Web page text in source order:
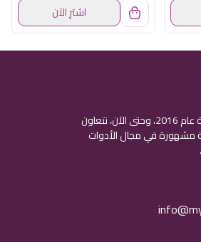
اشترِ الآن
تأسست myhome في البداية عام 2016، وحتى الآن، نتعاون
تجارية مشهورة في مجال الأدوات